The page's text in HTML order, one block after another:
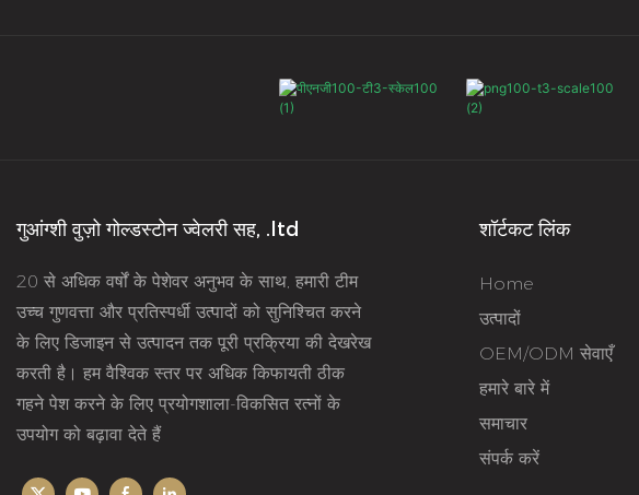
गुआंग्शी वुज़ो गोल्डस्टोन ज्वेलरी सह, .ltd
20 से अधिक वर्षों के पेशेवर अनुभव के साथ, हमारी टीम
उच्च गुणवत्ता और प्रतिस्पर्धी उत्पादों को सुनिश्चित करने
के लिए डिजाइन से उत्पादन तक पूरी प्रक्रिया की देखरेख
करती है। हम वैश्विक स्तर पर अधिक किफायती ठीक
गहने पेश करने के लिए प्रयोगशाला-विकसित रत्नों के
उपयोग को बढ़ावा देते हैं
शॉर्टकट लिंक
Home
उत्पादों
OEM/ODM सेवाएँ
हमारे बारे में
समाचार
संपर्क करें